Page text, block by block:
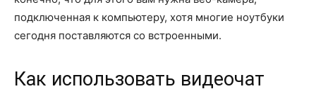
подключенная к компьютеру, хотя многие ноутбуки
сегодня поставляются со встроенными.
Как использовать видеочат